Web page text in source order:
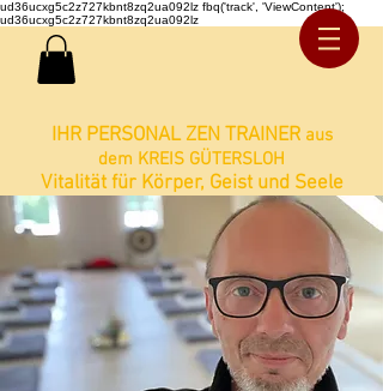
ud36ucxg5c2z727kbnt8zq2ua092lz fbq('track', 'ViewContent');
ud36ucxg5c2z727kbnt8zq2ua092lz
IHR PERSONAL ZEN TRAINER aus
dem KREIS GÜTERSLOH
Vitalität für Körper, Geist und Seele